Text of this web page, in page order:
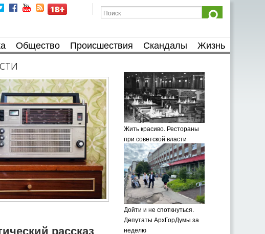
Общество Происшествия Скандалы Жизнь
рассказ
Жить красиво. Рестораны
при советской власти
Дойти и не споткнуться.
Депутаты АрхГорДумы за
неделю